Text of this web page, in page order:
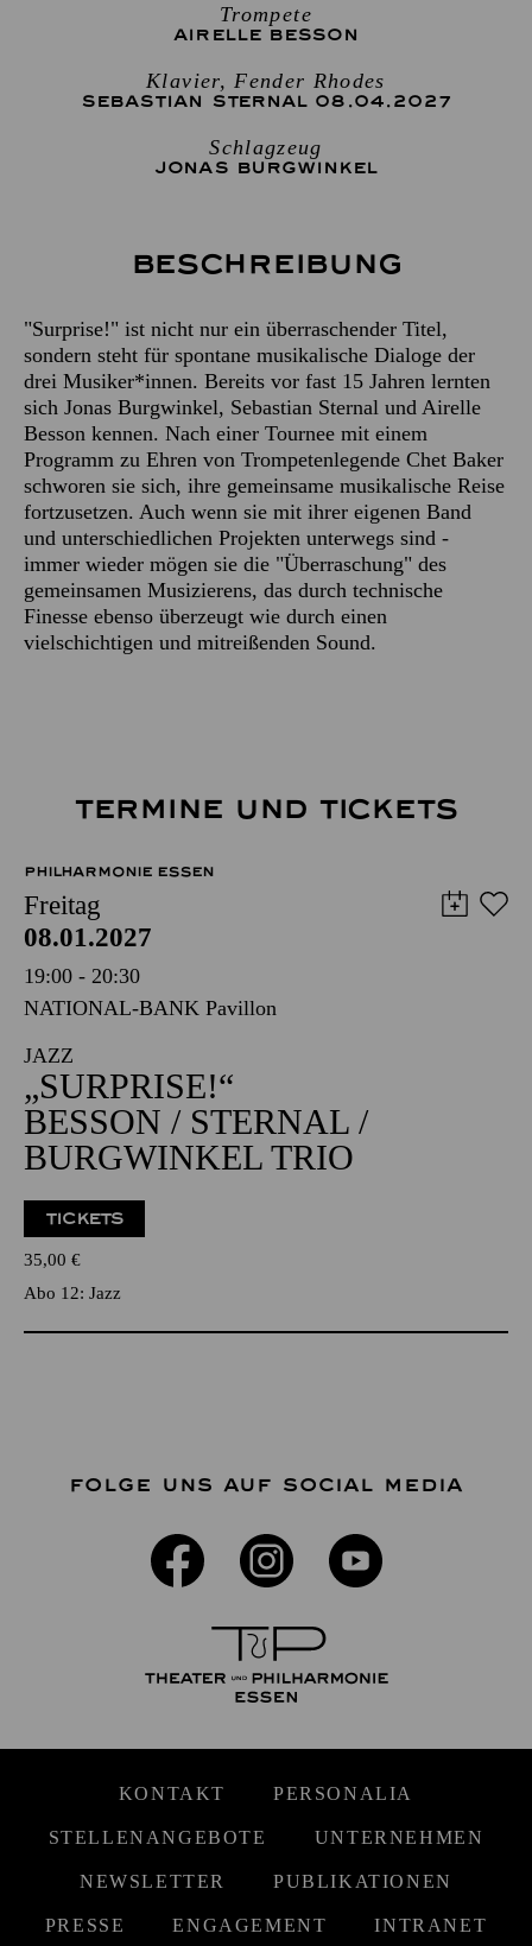
Trompete
AIRELLE BESSON
Klavier, Fender Rhodes
SEBASTIAN STERNAL 08.04.2027
Schlagzeug
JONAS BURGWINKEL
Beschreibung
"Surprise!" ist nicht nur ein überraschender Titel,
sondern steht für spontane musikalische Dialoge der
drei Musiker*innen. Bereits vor fast 15 Jahren lernten
sich Jonas Burgwinkel, Sebastian Sternal und Airelle
Besson kennen. Nach einer Tournee mit einem
Programm zu Ehren von Trompetenlegende Chet Baker
schworen sie sich, ihre gemeinsame musikalische Reise
fortzusetzen. Auch wenn sie mit ihrer eigenen Band
und unterschiedlichen Projekten unterwegs sind -
immer wieder mögen sie die "Überraschung" des
gemeinsamen Musizierens, das durch technische
Finesse ebenso überzeugt wie durch einen
vielschichtigen und mitreißenden Sound.
TERMINE UND TICKETS
PHILHARMONIE ESSEN
Freitag
08.01.2027
19:00 - 20:30
NATIONAL-BANK Pavillon
JAZZ
„SURPRISE!“
BESSON / STERNAL /
BURGWINKEL TRIO
TICKETS
35,00 €
Abo 12: Jazz
FOLGE UNS AUF SOCIAL MEDIA
KONTAKT PERSONALIA
STELLENANGEBOTE UNTERNEHMEN
NEWSLETTER PUBLIKATIONEN
PRESSE ENGAGEMENT INTRANET